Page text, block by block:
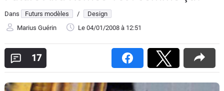
Guide
d'achat
Electriques
Utilitaires
Dans Futurs modèles /
Design
Marius Guérin
Le 04/01/2008 à 12:51
17